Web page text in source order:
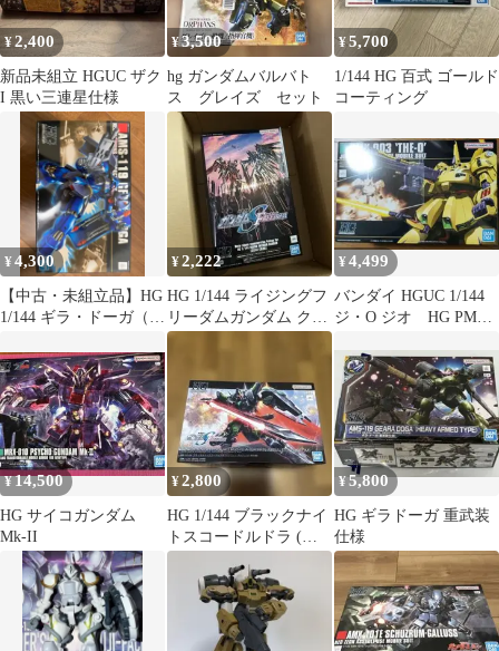
¥2,400
新品未組立 HGUC ザク
I 黒い三連星仕様
¥3,500
hg ガンダムバルバト
ス グレイズ セット
¥5,700
1/144 HG 百式 ゴールド
コーティング
¥4,300
【中古・未組立品】HG
1/144 ギラ・ドーガ（レ
¥2,222
HG 1/144 ライジングフ
リーダムガンダム クリ
アカラー
¥4,499
バンダイ HGUC 1/144
ジ・O ジオ HG PMX-
¥14,500
HG サイコガンダム
Mk-II
¥2,800
HG 1/144 ブラックナイ
トスコードルドラ (グ
リフィン・アルバレス
ト専用機
¥ 5,800
HG ギラドーガ 重武装
仕様